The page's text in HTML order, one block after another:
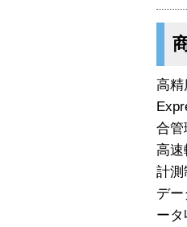
高精
合管
高速
計測
デ
ー